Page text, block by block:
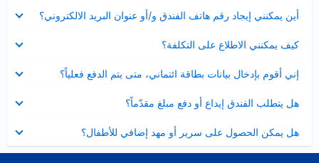
أين يمكنني إيجاد رقم هاتف الفندق و/أو عنوان البريد الالكتروني؟
عرض
مصغر
كيف يمكنني الاطلاع على التكلفة؟
مصغر
إني أقوم بإدخال بيانات بطاقة ائتماني، متى يتم الدفع فعلياً؟
مصغر
هل يتطلب الفندق إيداع أو دفع مبلغ مقدّماً؟
مصغر
هل يمكن الحصول على سرير أو مهد إضافي للأطفال؟
مصغر